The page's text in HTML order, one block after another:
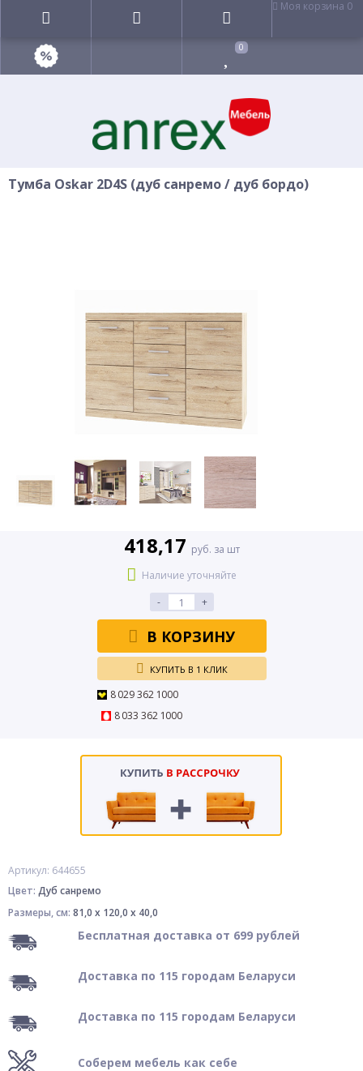
0
Тумба Oskar 2D4S (дуб санремо / дуб бордо)
418,17 руб. за шт
Наличие уточняйте
-
+
В КОРЗИНУ
КУПИТЬ В 1 КЛИК
8 029 362 1000
8 033 362 1000
Артикул: 644655
Цвет: Дуб санремо
Размеры, см: 81,0 x 120,0 x 40,0
Бесплатная доставка от 699 рублей
Доставка по 115 городам Беларуси
Доставка по 115 городам Беларуси
Соберем мебель как себе
Моя корзина 0